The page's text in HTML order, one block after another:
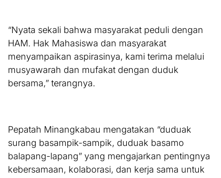
“Nyata sekali bahwa masyarakat peduli dengan
HAM. Hak Mahasiswa dan masyarakat
menyampaikan aspirasinya, kami terima melalui
musyawarah dan mufakat dengan duduk
bersama,” terangnya.
Pepatah Minangkabau mengatakan “duduak
surang basampik-sampik, duduak basamo
balapang-lapang” yang mengajarkan pentingnya
kebersamaan, kolaborasi, dan kerja sama untuk